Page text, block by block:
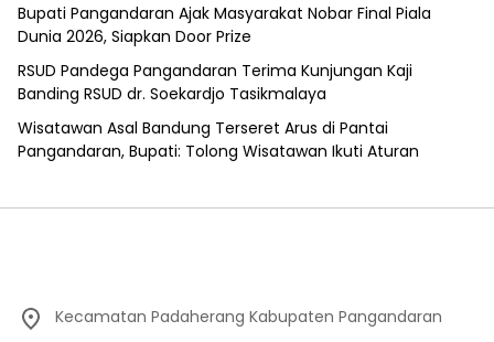
Bupati Pangandaran Ajak Masyarakat Nobar Final Piala
Dunia 2026, Siapkan Door Prize
RSUD Pandega Pangandaran Terima Kunjungan Kaji
Banding RSUD dr. Soekardjo Tasikmalaya
Wisatawan Asal Bandung Terseret Arus di Pantai
Pangandaran, Bupati: Tolong Wisatawan Ikuti Aturan
Kecamatan Padaherang Kabupaten Pangandaran